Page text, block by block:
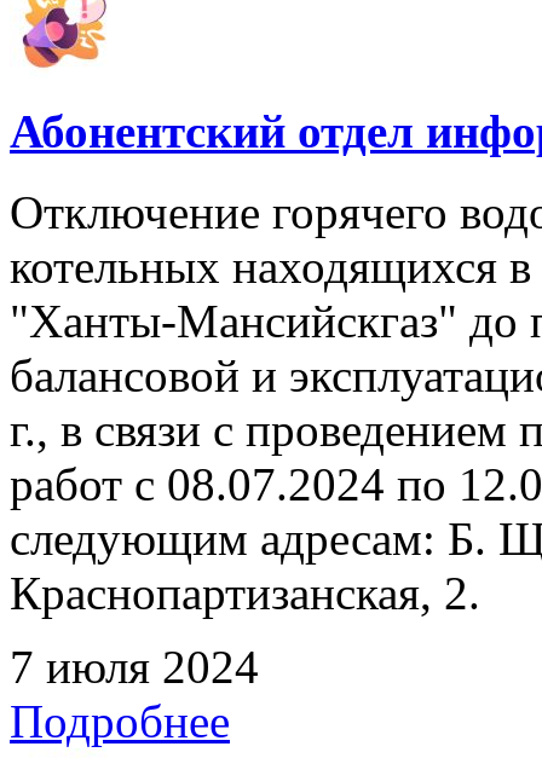
Абонентский отдел
Отключение горячего
котельных находящихся
"Ханты-Мансийскгаз" до
балансовой и
г., в связи с
работ с 08.07.2024 по
следующим адресам: Б.
Краснопартизанская, 2.
7 июля 2024
Подробнее